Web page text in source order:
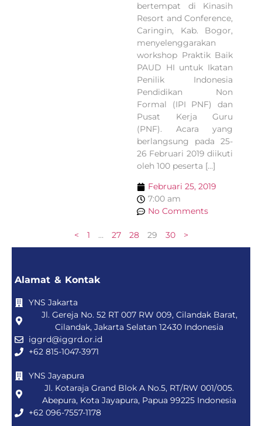
bertempat di Kinasih
Resort and Conference,
Caringin, Kab. Bogor,
menyelenggarakan
workshop Praktik Baik
PAUD HI untuk Ikatan
Penilik Indonesia
Pendidikan Non
Formal (IPI PNF) dan
Pusat Kerja Guru
(PNF). Acara yang
berlangsung pada 25-
26 Februari 2019 diikuti
oleh 100 peserta […]
Februari 25, 2019
7:00 am
No Comments
< 1 … 27 28 29 30 >
Alamat & Kontak
YNS Jakarta
Jl. Gereja No. 52 RT 007 RW 009, Cilandak Barat,
Cilandak, Jakarta Selatan 12430 Indonesia
iggrd@iggrd.or.id
+62 815-1047-3971
YNS Jayapura
Jl. Kotaraja Grand Blok A No.5, RT/RW 001/005.
Abepura, Kota Jayapura, Papua 99225 Indonesia
+62 096-7557-1178